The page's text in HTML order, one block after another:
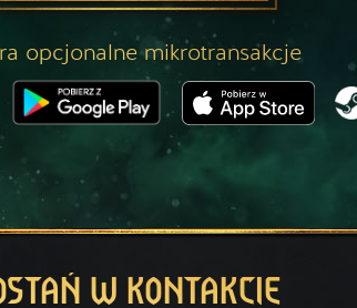
opcjonalne mikrotransakcje
W KONTAKCIE